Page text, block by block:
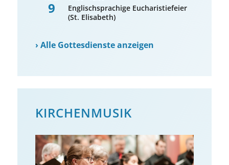
9
Englischsprachige Eucharistiefeier
(St. Elisabeth)
›Alle Gottesdienste anzeigen
KIRCHENMUSIK